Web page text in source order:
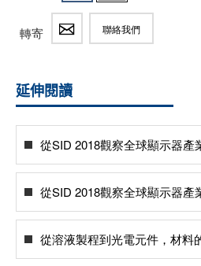
轉寄 聯絡我們
延伸閱讀
從SID 2018觀察全球顯示器產
從SID 2018觀察全球顯示器產
從溶液製程到光電元件，材料